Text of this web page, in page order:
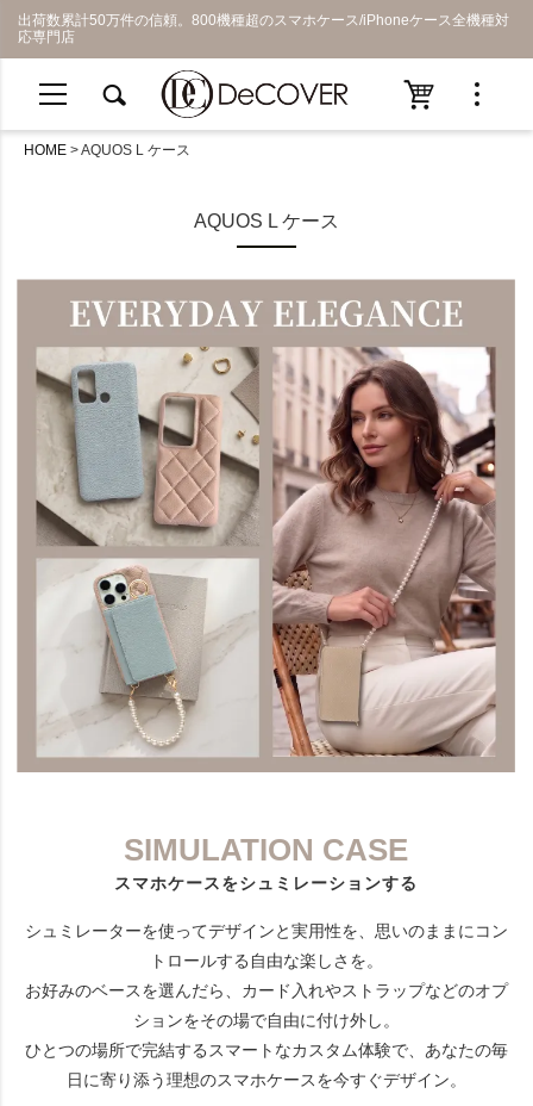
出荷数累計50万件の信頼。800機種超のスマホケース/iPhoneケース全機種対
応専門店
HOME AQUOS L ケース
AQUOS L ケース